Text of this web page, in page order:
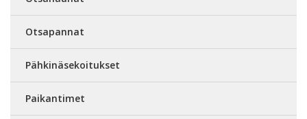
Otsapannat
Pähkinäsekoitukset
Paikantimet